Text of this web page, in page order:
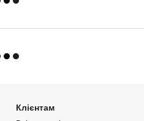
Клієнтам